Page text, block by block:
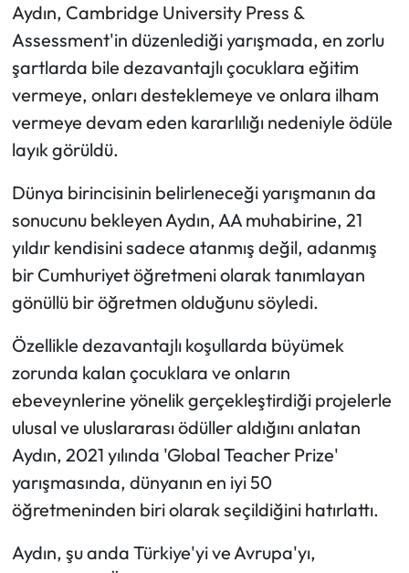
Aydın, Cambridge University Press &
Assessment'in düzenlediği yarışmada, en zorlu
şartlarda bile dezavantajlı çocuklara eğitim
vermeye, onları desteklemeye ve onlara ilham
vermeye devam eden kararlılığı nedeniyle ödüle
layık görüldü.
Dünya birincisinin belirleneceği yarışmanın da
sonucunu bekleyen Aydın, AA muhabirine, 21
yıldır kendisini sadece atanmış değil, adanmış
bir Cumhuriyet öğretmeni olarak tanımlayan
gönüllü bir öğretmen olduğunu söyledi.
Özellikle dezavantajlı koşullarda büyümek
zorunda kalan çocuklara ve onların
ebeveynlerine yönelik gerçekleştirdiği projelerle
ulusal ve uluslararası ödüller aldığını anlatan
Aydın, 2021 yılında 'Global Teacher Prize'
yarışmasında, dünyanın en iyi 50
öğretmeninden biri olarak seçildiğini hatırlattı.
Aydın, şu anda Türkiye'yi ve Avrupa'yı,
Mektup Galeri
Ekonomi
Sağlık
Turizm
Teknoloji